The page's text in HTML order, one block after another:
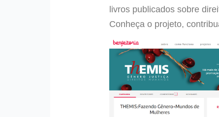
livros publicados sobre
Conheça o projeto,